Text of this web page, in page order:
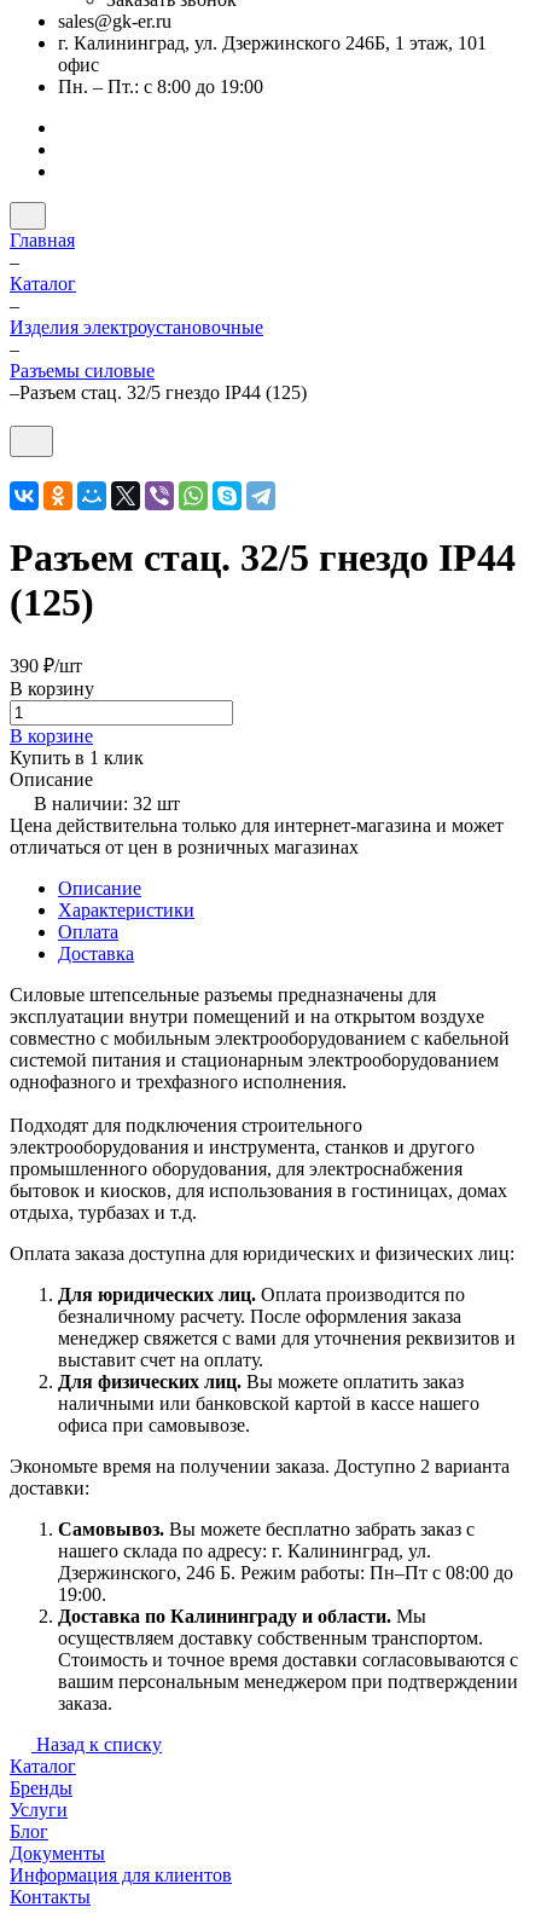
sales@gk-er.ru
г. Калининград, ул. Дзержинского 246Б, 1 этаж, 101
офис
Пн. – Пт.: с 8:00 до 19:00
Главная
–
Каталог
–
Изделия электроустановочные
–
Разъемы силовые
–Разъем стац. 32/5 гнездо IP44 (125)
Разъем стац. 32/5 гнездо IP44
(125)
390 ₽/шт
В корзину
В корзине
Купить в 1 клик
Описание
В наличии: 32 шт
Цена действительна только для интернет-магазина и может
отличаться от цен в розничных магазинах
Описание
Характеристики
Оплата
Доставка
Силовые штепсельные разъемы предназначены для
эксплуатации внутри помещений и на открытом воздухе
совместно с мобильным электрооборудованием с кабельной
системой питания и стационарным электрооборудованием
однофазного и трехфазного исполнения.
Подходят для подключения строительного
электрооборудования и инструмента, станков и другого
промышленного оборудования, для электроснабжения
бытовок и киосков, для использования в гостиницах, домах
отдыха, турбазах и т.д.
Оплата заказа доступна для юридических и физических лиц:
Для юридических лиц. Оплата производится по
безналичному расчету. После оформления заказа
менеджер свяжется с вами для уточнения реквизитов и
выставит счет на оплату.
Для физических лиц. Вы можете оплатить заказ
наличными или банковской картой в кассе нашего
офиса при самовывозе.
Экономьте время на получении заказа. Доступно 2 варианта
доставки:
Самовывоз. Вы можете бесплатно забрать заказ с
нашего склада по адресу: г. Калининград, ул.
Дзержинского, 246 Б. Режим работы: Пн–Пт с 08:00 до
19:00.
Доставка по Калининграду и области. Мы
осуществляем доставку собственным транспортом.
Стоимость и точное время доставки согласовываются с
вашим персональным менеджером при подтверждении
заказа.
Назад к списку
Каталог
Бренды
Услуги
Блог
Документы
Информация для клиентов
Контакты